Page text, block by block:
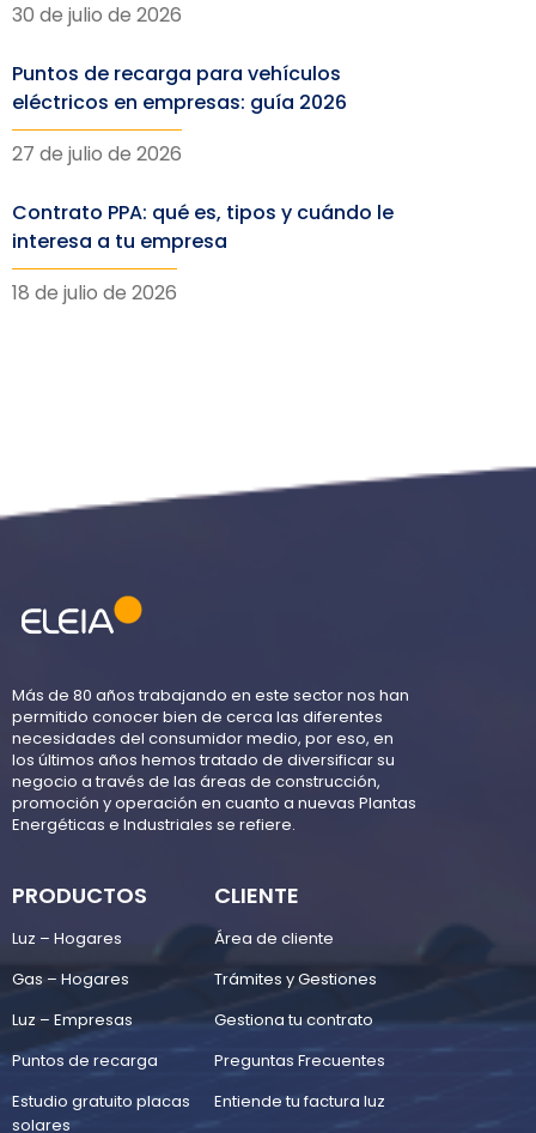
30 de julio de 2026
Puntos de recarga para vehículos
eléctricos en empresas: guía 2026
27 de julio de 2026
Contrato PPA: qué es, tipos y cuándo le
interesa a tu empresa
18 de julio de 2026
Más de 80 años trabajando en este sector nos han
permitido conocer bien de cerca las diferentes
necesidades del consumidor medio, por eso, en
los últimos años hemos tratado de diversificar su
negocio a través de las áreas de construcción,
promoción y operación en cuanto a nuevas Plantas
Energéticas e Industriales se refiere.
PRODUCTOS
Luz – Hogares
Gas – Hogares
Luz – Empresas
Puntos de recarga
Estudio gratuito placas
solares
CLIENTE
Área de cliente
Trámites y Gestiones
Gestiona tu contrato
Preguntas Frecuentes
Entiende tu factura luz